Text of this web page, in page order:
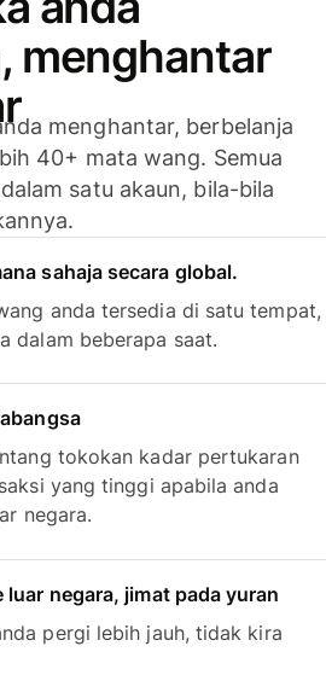
menghantar
menghantar, berbelanja
40+ mata wang. Semua
satu akaun, bila-bila
sahaja secara global.
anda tersedia di satu tempat,
dalam beberapa saat.
tokokan kadar pertukaran
yang tinggi apabila anda
negara.
luar negara, jimat pada yuran
pergi lebih jauh, tidak kira